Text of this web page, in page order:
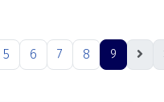
5 6 7 8 9